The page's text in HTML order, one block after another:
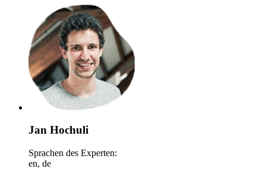
Jan Hochuli
Sprachen des Experten:
en, de